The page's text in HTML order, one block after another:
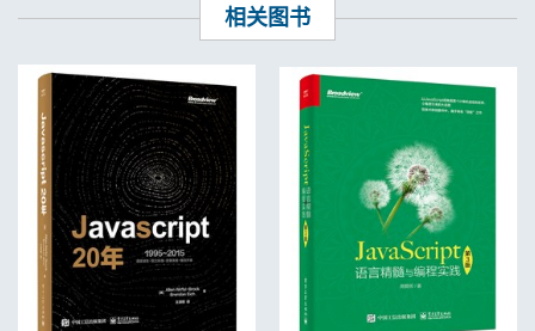
3.12 Rest 参数与扩展运算符 73
3.13 解构模拟命名参数 75
3.14 函数提升 76
3.15 抛出异常 79
3.16 捕获异常 79
3.17 finally 子句 81
练习题 82
第 4 章 面向对象编程 85
4.1 JavaScript 方法 87
4.2 原型（prototype） 88
4.3 构造函数 91
相关图书